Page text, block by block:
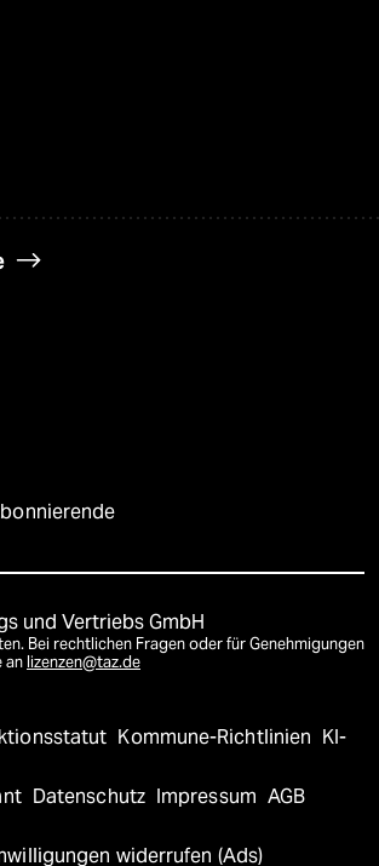
und Vertriebs GmbH
Bei rechtlichen Fragen oder für Genehmigungen
an lizenzen@taz.de
Kommune-Richtlinien KI-
Datenschutz Impressum AGB
widerrufen (Ads)